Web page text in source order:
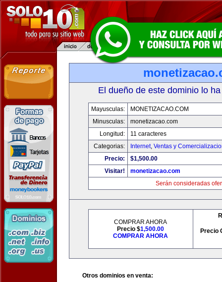
El dueño de este dominio lo
Mayusculas:
MONETIZACAO.COM
Minusculas:
monetizacao.com
Longitud:
11 caracteres
Categorias:
Internet, Ventas y
Precio:
$1,500.00
Visitar!
monetizacao.com
Serán consideradas
COMPRAR AHORA
Precio $1,500.00
COMPRAR AHORA
Precio
Otros dominios en venta: